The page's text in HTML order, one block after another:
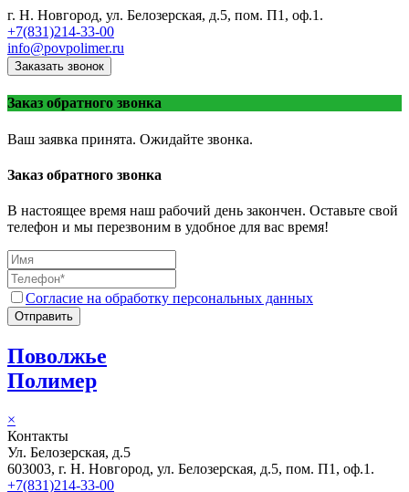
г. Н. Новгород, ул. Белозерская, д.5, пом. П1, оф.1.
+7(831)214-33-00
info@povpolimer.ru
Заказать звонок
Заказ обратного звонка
Ваш заявка принята. Ожидайте звонка.
Заказ обратного звонка
В настоящее время наш рабочий день закончен. Оставьте свой
телефон и мы перезвоним в удобное для вас время!
Согласие на обработку персональных данных
Отправить
Поволжье
Полимер
×
Контакты
Ул. Белозерская, д.5
603003, г. Н. Новгород, ул. Белозерская, д.5, пом. П1, оф.1.
+7(831)214-33-00